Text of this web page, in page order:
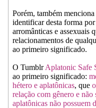
Porém, também
identificar desta forma
arromânticas e assexuais
relacionamentos de
ao primeiro significado.
O TumblrAplatonic Safe
ao primeiro significado:
hétero e aplatônicas, que
relação com gênero e
aplatônicas não possuem